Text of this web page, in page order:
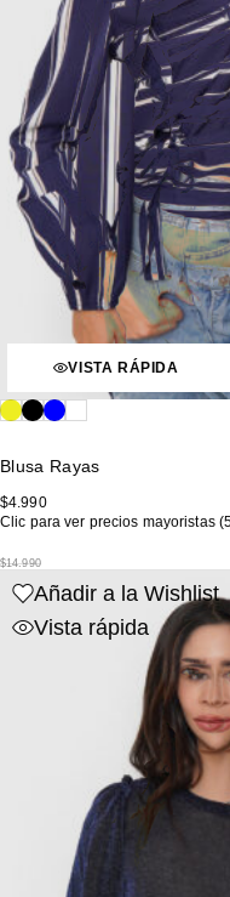
VISTA RÁPIDA
Blusa Rayas
$14.990
$4.990
Clic para ver precios mayoristas
Añadir a la Wishlist
Vista rápida